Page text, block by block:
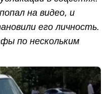
на видео, и
его личность.
по нескольким